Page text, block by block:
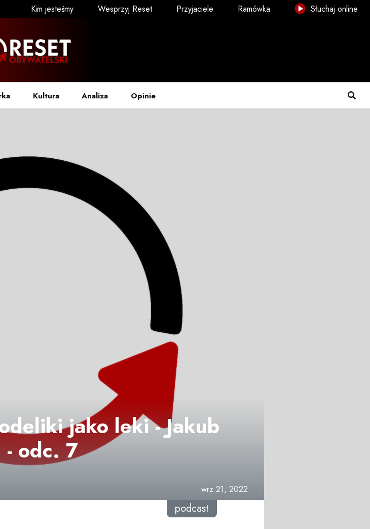
Kim jesteśmy Wesprzyj Reset Przyjaciele Ramówka Słuchaj online
Kultura Analiza Opinie
jako leki - Jakub
- odc. 7
wrz 21, 2022
podcast